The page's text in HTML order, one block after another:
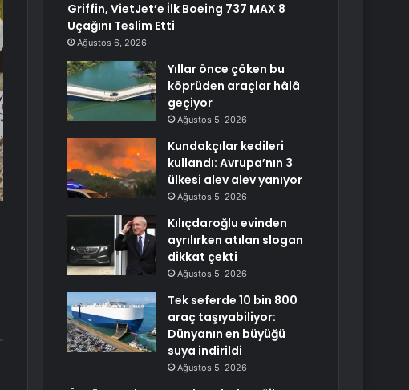
Griffin, VietJet’e İlk Boeing 737 MAX 8
Uçağını Teslim Etti
Ağustos 6, 2026
Yıllar önce çöken bu
köprüden araçlar hâlâ
geçiyor
Ağustos 5, 2026
Kundakçılar kedileri
kullandı: Avrupa’nın 3
ülkesi alev alev yanıyor
Ağustos 5, 2026
Kılıçdaroğlu evinden
ayrılırken atılan slogan
dikkat çekti
Ağustos 5, 2026
Tek seferde 10 bin 800
araç taşıyabiliyor:
Dünyanın en büyüğü
suya indirildi
Ağustos 5, 2026